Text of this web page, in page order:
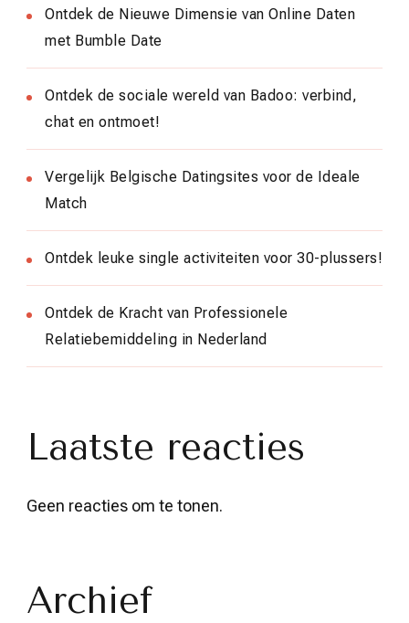
Ontdek de Nieuwe Dimensie van Online Daten
met Bumble Date
Ontdek de sociale wereld van Badoo: verbind,
chat en ontmoet!
Vergelijk Belgische Datingsites voor de Ideale
Match
Ontdek leuke single activiteiten voor 30-plussers!
Ontdek de Kracht van Professionele
Relatiebemiddeling in Nederland
Laatste reacties
Geen reacties om te tonen.
Archief